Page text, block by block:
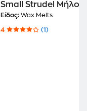
Small Strudel Μήλου
Τεμάχια)
Είδος: Wax Melts
4 (1)